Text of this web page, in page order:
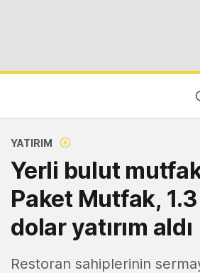
YATIRIM
Yerli bulut
Paket Mutfak,
dolar yatırım aldı
Restoran sahiplerinin